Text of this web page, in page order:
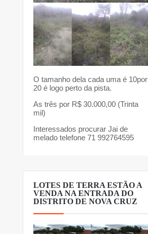
O tamanho dela cada uma é 10por
20 é logo perto da pista.
As três por R$ 30.000,00 (Trinta
mil)
Interessados procurar Jai de
melado telefone 71 992764595
LOTES DE TERRA ESTÃO A
VENDA NA ENTRADA DO
DISTRITO DE NOVA CRUZ